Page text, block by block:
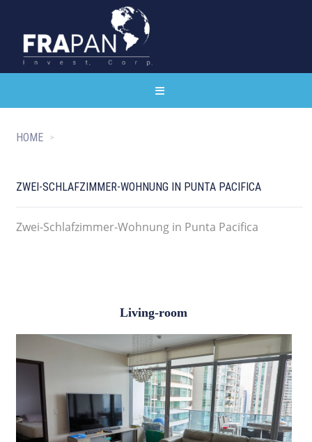
HOME
ZWEI-SCHLAFZIMMER-WOHNUNG IN PUNTA PACIFICA
Zwei-Schlafzimmer-Wohnung in Punta Pacifica
Living-room